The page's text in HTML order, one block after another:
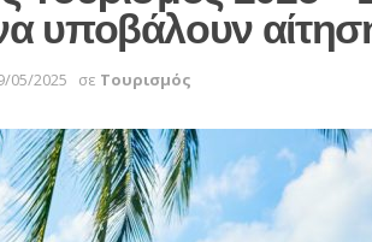
υποβάλουν
05/2025 σε Τουρισμός